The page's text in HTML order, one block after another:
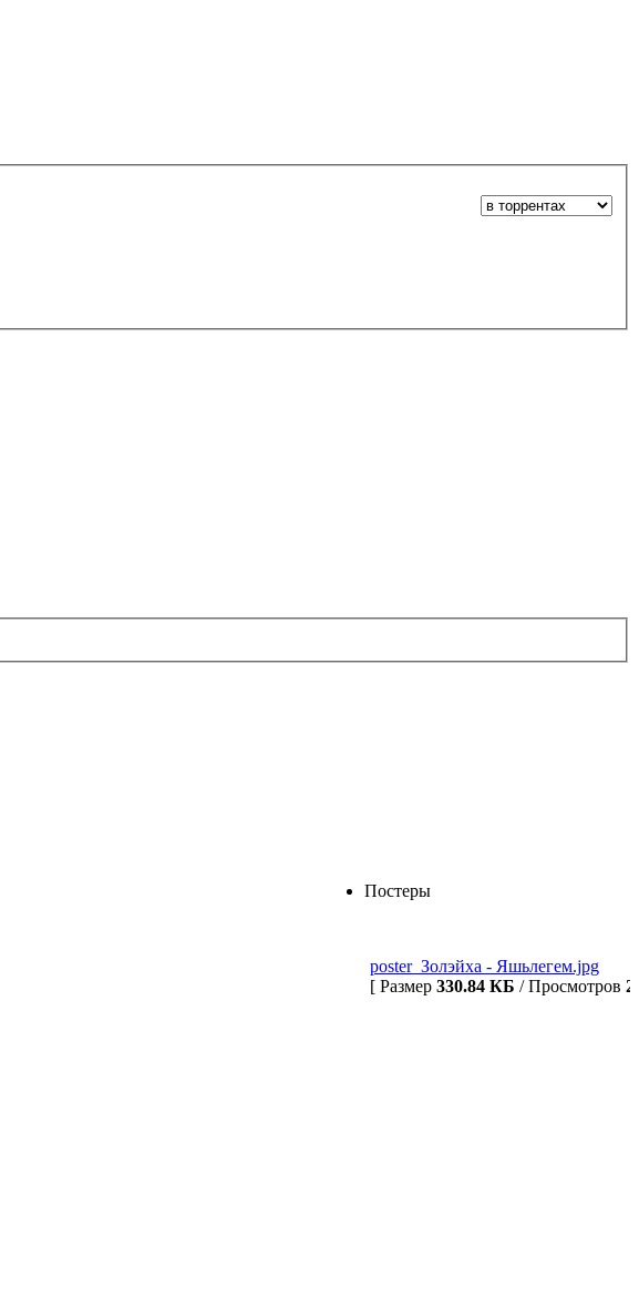
Постеры
poster_Золэйха - Яшьлегем.jpg
[ Размер 330.84 КБ / Просмотров